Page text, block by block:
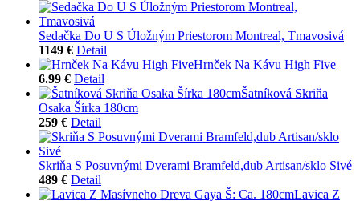
Sedačka Do U S Úložným Priestorom Montreal, Tmavosivá
1149 € Detail
Hrnček Na Kávu High Five
6.99 € Detail
Šatníková Skriňa
Osaka Šírka 180cm
259 € Detail
Skriňa S Posuvnými Dverami Bramfeld,dub Artisan/sklo Sivé
489 € Detail
Lavica Z